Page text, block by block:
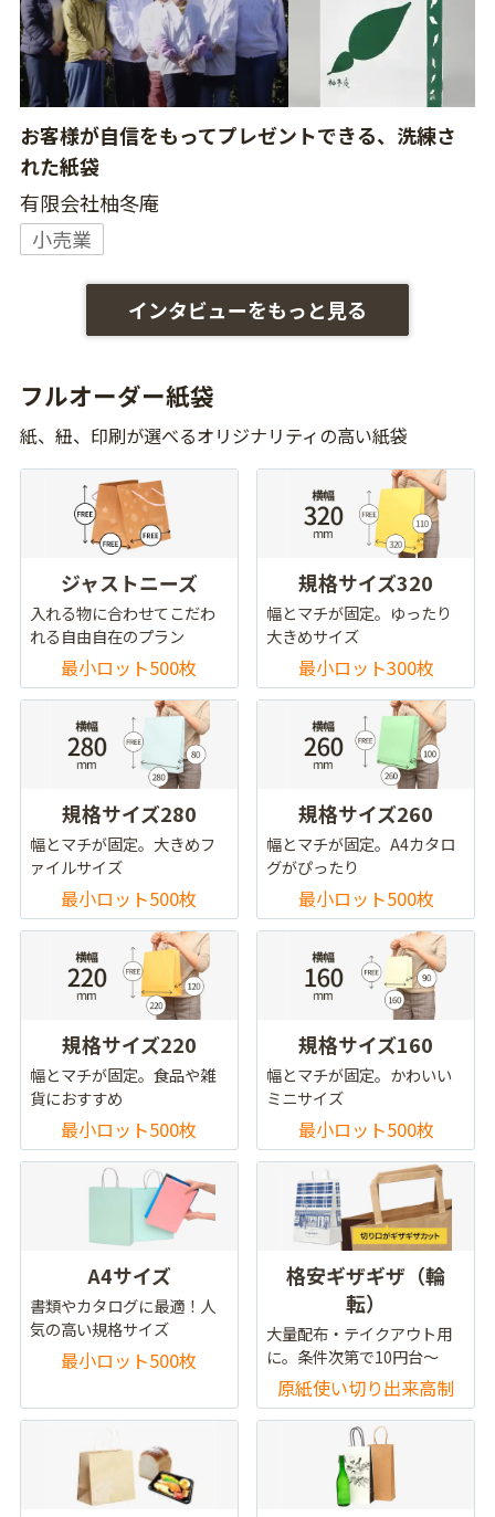
お客様が自信をもってプレゼントできる、洗練さ
れた紙袋
有限会社柚冬庵
小売業
インタビューをもっと見る
フルオーダー紙袋
紙、紐、印刷が選べるオリジナリティの高い紙袋
ジャストニーズ
入れる物に合わせてこだわ
れる自由自在のプラン
最小ロット500枚
規格サイズ320
幅とマチが固定。ゆったり
大きめサイズ
最小ロット300枚
規格サイズ280
幅とマチが固定。大きめフ
ァイルサイズ
最小ロット500枚
規格サイズ260
幅とマチが固定。A4カタロ
グがぴったり
最小ロット500枚
規格サイズ220
幅とマチが固定。食品や雑
貨におすすめ
最小ロット500枚
規格サイズ160
幅とマチが固定。かわいい
ミニサイズ
最小ロット500枚
A4サイズ
書類やカタログに最適！人
気の高い規格サイズ
最小ロット500枚
格安ギザギザ（輪
転）
大量配布・テイクアウト用
に。条件次第で10円台～
原紙使い切り出来高制